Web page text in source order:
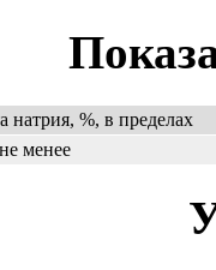
натрия, %, в пределах
менее